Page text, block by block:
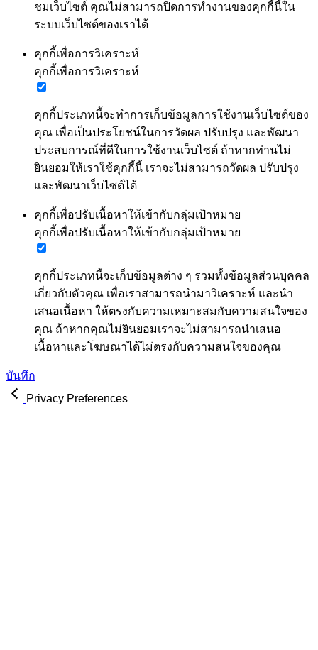
ชมเว็บไซต์ คุณไม่สามารถปิดการทำงานของคุกกี้นี้ใน
ระบบเว็บไซต์ของเราได้
คุกกี้เพื่อการวิเคราะห์
คุกกี้เพื่อการวิเคราะห์
คุกกี้ประเภทนี้จะทำการเก็บข้อมูลการใช้งานเว็บไซต์ของ
คุณ เพื่อเป็นประโยชน์ในการวัดผล ปรับปรุง และพัฒนา
ประสบการณ์ที่ดีในการใช้งานเว็บไซต์ ถ้าหากท่านไม่
ยินยอมให้เราใช้คุกกี้นี้ เราจะไม่สามารถวัดผล ปรับปรุง
และพัฒนาเว็บไซต์ได้
คุกกี้เพื่อปรับเนื้อหาให้เข้ากับกลุ่มเป้าหมาย
คุกกี้เพื่อปรับเนื้อหาให้เข้ากับกลุ่มเป้าหมาย
คุกกี้ประเภทนี้จะเก็บข้อมูลต่าง ๆ รวมทั้งข้อมูลส่วนบุคคล
เกี่ยวกับตัวคุณ เพื่อเราสามารถนำมาวิเคราะห์ และนำ
เสนอเนื้อหา ให้ตรงกับความเหมาะสมกับความสนใจของ
คุณ ถ้าหากคุณไม่ยินยอมเราจะไม่สามารถนำเสนอ
เนื้อหาและโฆษณาได้ไม่ตรงกับความสนใจของคุณ
บันทึก
Privacy Preferences